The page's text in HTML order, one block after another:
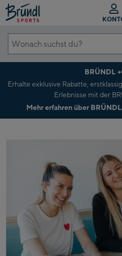
Wonach
suchst
BRÜNDL
Erhalte exklusive Rabatte,
Erlebnisse mit der
Mehr erfahren über